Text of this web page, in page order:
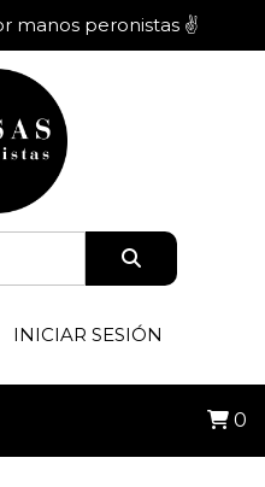
manos peronistas ✌️
INICIAR SESIÓN
0